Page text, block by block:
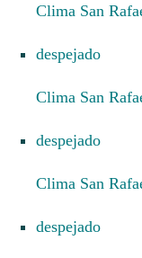
Clima San Rafael Oriente 9 febrero 2026 cielo
despejado
Clima San Rafael Oriente 8 febrero 2026 cielo
despejado
Clima San Rafael Oriente 7 febrero 2026 cielo
despejado